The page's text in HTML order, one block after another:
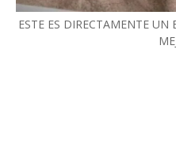
ESTE ES DIRECTAMENTE UN